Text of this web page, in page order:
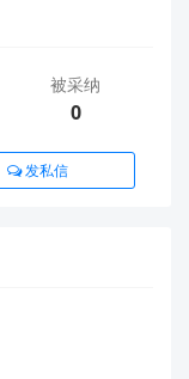
被采纳
0
发私信